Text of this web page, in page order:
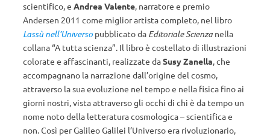
scientifico, e Andrea Valente, narratore e premio
Andersen 2011 come miglior artista completo, nel libro
Lassù nell’Universo pubblicato da Editoriale Scienza nella
collana “A tutta scienza”. Il libro è costellato di illustrazioni
colorate e affascinanti, realizzate daSusy Zanella, che
accompagnano la narrazione dall’origine del cosmo,
attraverso la sua evoluzione nel tempo e nella fisica fino ai
giorni nostri, vista attraverso gli occhi di chi è da tempo un
nome noto della letteratura cosmologica – scientifica e
non. Così per Galileo Galilei l’Universo era rivoluzionario,